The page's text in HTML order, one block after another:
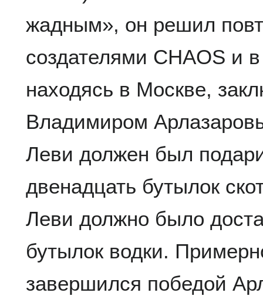
жадным», он решил
создателями CHAOS и
находясь в Москве,
Владимиром
Леви должен был
двенадцать бутылок
Леви должно было
бутылок водки.
завершился победой